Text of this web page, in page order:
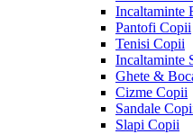
Incaltaminte
Pantofi Copii
Tenisi Copii
Incaltaminte
Ghete &
Cizme Copii
Sandale
Slapi Copii